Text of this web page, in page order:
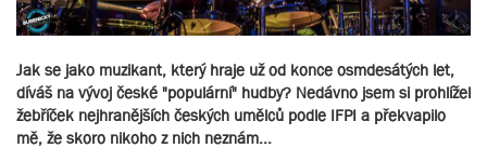
Jak se jako muzikant, který hraje už od konce osmdesátých let,
díváš na vývoj české "populární" hudby? Nedávno jsem si prohlížel
žebříček nejhranějších českých umělců podle IFPI a překvapilo
mě, že skoro nikoho z nich neznám...